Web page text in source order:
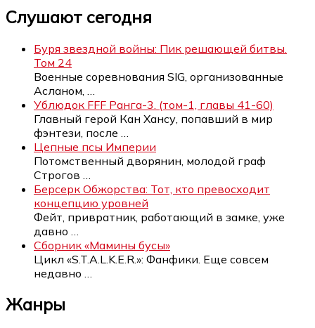
Слушают сегодня
Буря звездной войны: Пик решающей битвы.
Том 24
Военные соревнования SIG, организованные
Асланом,
Ублюдок FFF Ранга-3. (том-1, главы 41-60)
Главный герой Кан Хансу, попавший в мир
фэнтези, после
Цепные псы Империи
Потомственный дворянин, молодой граф
Строгов
Берсерк Обжорства: Тот, кто превосходит
концепцию уровней
Фейт, привратник, работающий в замке, уже
давно
Сборник «Мамины бусы»
Цикл «S.T.A.L.K.E.R.»: Фанфики. Еще совсем
недавно
Жанры